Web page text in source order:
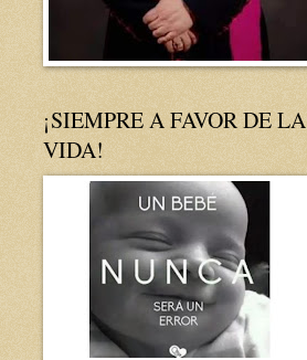
¡SIEMPRE A FAVOR DE LA
VIDA!